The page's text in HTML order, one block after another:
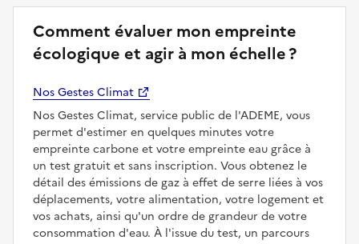
Comment évaluer mon empreinte
écologique et agir à mon échelle ?
Nos Gestes Climat
Nos Gestes Climat, service public de l'ADEME, vous
permet d'estimer en quelques minutes votre
empreinte carbone et votre empreinte eau grâce à
un test gratuit et sans inscription. Vous obtenez le
détail des émissions de gaz à effet de serre liées à vos
déplacements, votre alimentation, votre logement et
vos achats, ainsi qu'un ordre de grandeur de votre
consommation d'eau. À l'issue du test, un parcours